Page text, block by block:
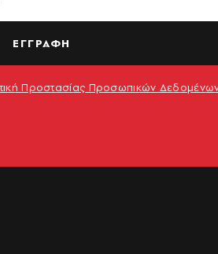
ΕΓΓΡΑΦΗ
Προστασίας Προσωπικών